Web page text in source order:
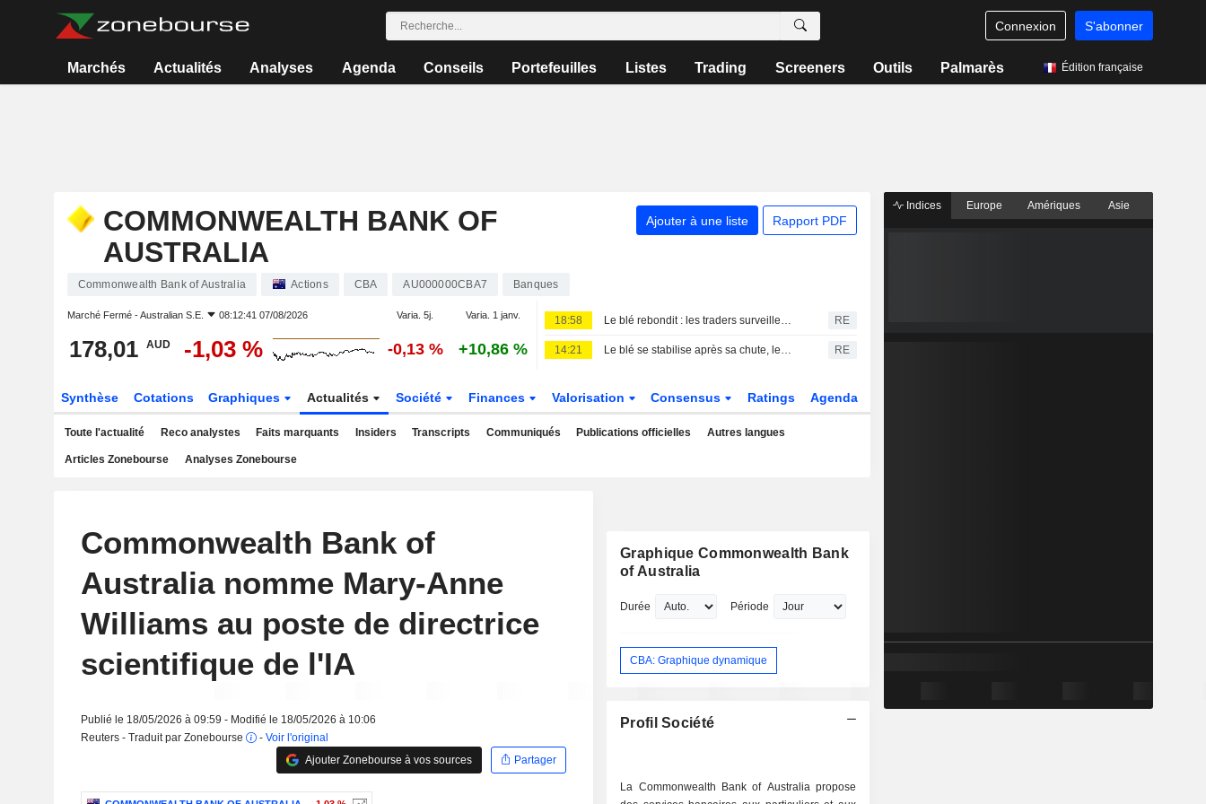
Connexion S'abonner
Marchés Actualités Analyses Agenda Conseils Portefeuilles Listes Trading Screeners Outils Palmarès Édition française
COMMONWEALTH BANK OF
AUSTRALIA
Ajouter à une liste Rapport PDF
Commonwealth Bank of Australia Actions CBA AU000000CBA7 Banques
Marché Fermé -Australian S.E. 08:12:41 07/08/2026 Varia. 5j. Varia. 1 janv.
178,01 AUD -1,03 % -0,13 % +10,86 %
18:58 Le blé rebondit : les traders surveillent les tensions en mer Noire et le repli du dollar RE
14:21 Le blé se stabilise après sa chute, les risques sur les exportations en mer Noire sous surveillance RE
Synthèse Cotations Graphiques Actualités Société Finances Valorisation Consensus Ratings Agenda
Toute l'actualité Reco analystes Faits marquants Insiders Transcripts Communiqués Publications officielles Autres langues
Articles Zonebourse Analyses Zonebourse
Commonwealth Bank of
Australia nomme Mary-Anne
Williams au poste de directrice
scientifique de l'IA
Publié le 18/05/2026 à 09:59 - Modifié le 18/05/2026 à 10:06
Reuters - Traduit par Zonebourse
- Voir l'original
Ajouter Zonebourse à vos sources
Partager
Graphique Commonwealth Bank
of Australia
Durée Période
CBA: Graphique dynamique
Profil Société
La Commonwealth Bank of Australia propose
Indices Europe Amériques Asie